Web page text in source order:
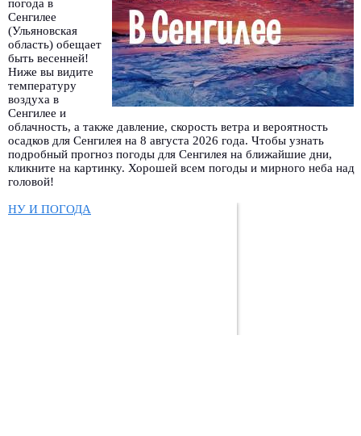
погода в
Сенгилее
(Ульяновская
область) обещает
быть весенней!
Ниже вы видите
температуру
воздуха в
Сенгилее и
облачность, а также давление, скорость ветра и вероятность
осадков для Сенгилея на 8 августа 2026 года. Чтобы узнать
подробный прогноз погоды для Сенгилея на ближайшие дни,
кликните на картинку. Хорошей всем погоды и мирного неба над
головой!
НУ И ПОГОДА